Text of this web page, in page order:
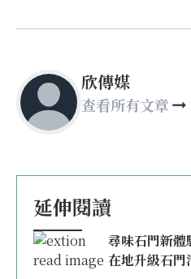
欣傳媒
查看所有文章
延伸閱讀
尋味石門新體
在地升級石門